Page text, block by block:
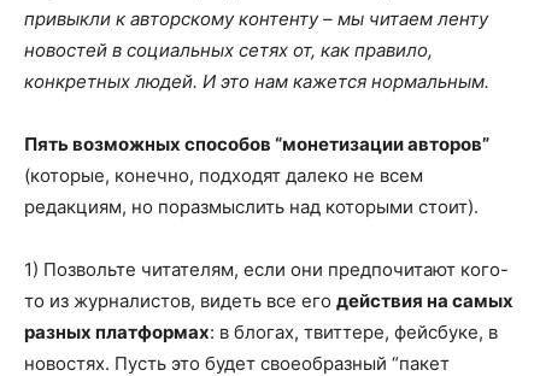
привыкли к авторскому контенту – мы читаем ленту
новостей в социальных сетях от, как правило,
конкретных людей. И это нам кажется нормальным.
Пять возможных способов “монетизации авторов”
(которые, конечно, подходят далеко не всем
редакциям, но поразмыслить над которыми стоит).
1) Позвольте читателям, если они предпочитают кого-
то из журналистов, видеть все его действия на самых
разных платформах: в блогах, твиттере, фейсбуке, в
новостях. Пусть это будет своеобразный “пакет